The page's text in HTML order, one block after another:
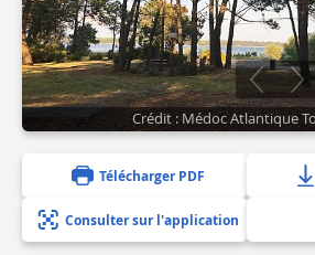
Crédit : Médoc Atlantique
Télécharger PDF
Consulter sur l'application